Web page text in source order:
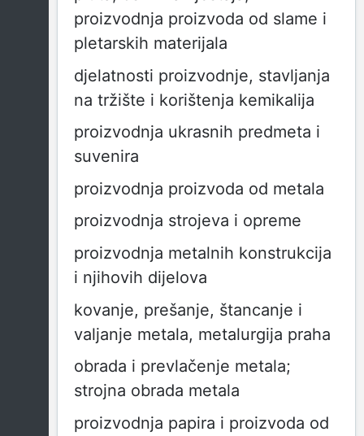
proizvodnja proizvoda od slame i
pletarskih materijala
djelatnosti proizvodnje, stavljanja
na tržište i korištenja kemikalija
proizvodnja ukrasnih predmeta i
suvenira
proizvodnja proizvoda od metala
proizvodnja strojeva i opreme
proizvodnja metalnih konstrukcija
i njihovih dijelova
kovanje, prešanje, štancanje i
valjanje metala, metalurgija praha
obrada i prevlačenje metala;
strojna obrada metala
proizvodnja papira i proizvoda od